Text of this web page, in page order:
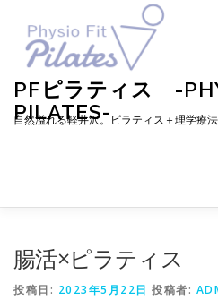
PFピラティス -
PILATES-
自然溢れる軽井沢。ピラティス＋理学療
腸活×ピラティス
投稿日: 2023年5月22日 投稿者: